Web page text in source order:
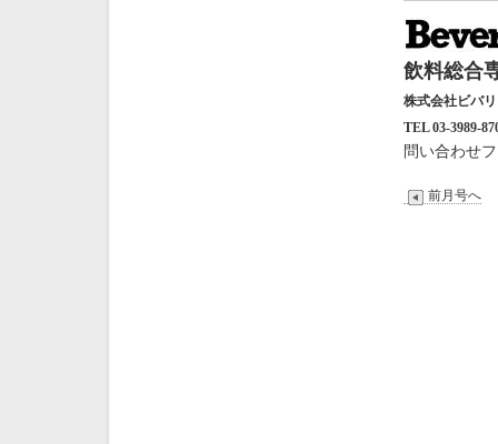
飲料総合
株式会社ビバ
TEL 03-3989-
問い合わせ
前月号へ